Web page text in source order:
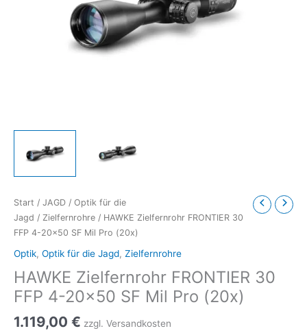
Start / JAGD / Optik für die
Jagd / Zielfernrohre / HAWKE Zielfernrohr FRONTIER 30
FFP 4-20×50 SF Mil Pro (20x)
Optik, Optik für die Jagd, Zielfernrohre
HAWKE Zielfernrohr FRONTIER 30
FFP 4-20×50 SF Mil Pro (20x)
1.119,00 € zzgl. Versandkosten